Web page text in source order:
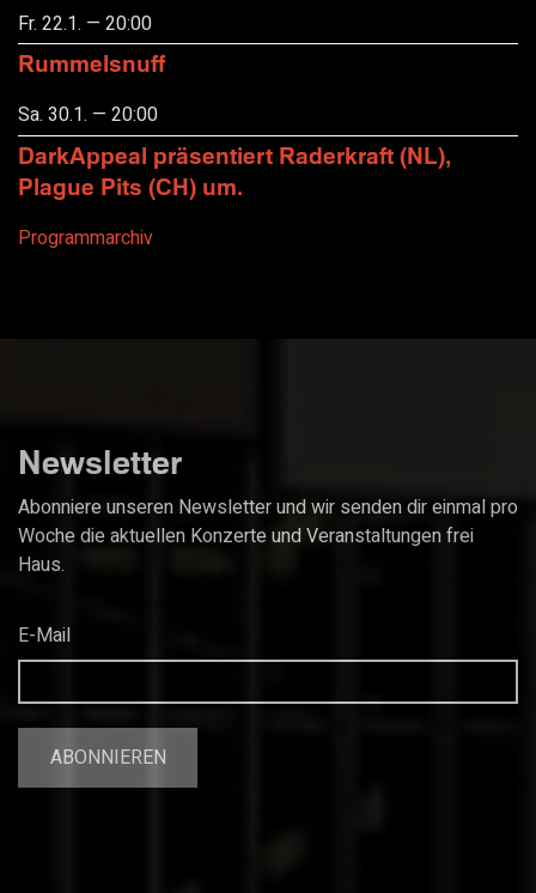
Fr. 22.1. — 20:00
Rummelsnuff
Sa. 30.1. — 20:00
DarkAppeal präsentiert Raderkraft (NL),
Plague Pits (CH) um.
Programmarchiv
Newsletter
Abonniere unseren Newsletter und wir senden dir einmal pro
Woche die aktuellen Konzerte und Veranstaltungen frei
Haus.
E-Mail